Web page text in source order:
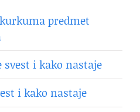
predmet
svest i kako nastaje
i kako nastaje